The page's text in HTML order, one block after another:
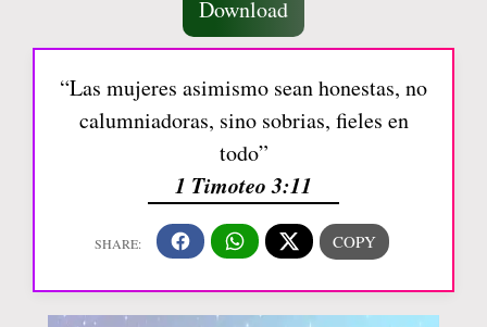
Download
“Las mujeres asimismo sean honestas, no
calumniadoras, sino sobrias, fieles en
todo”
1 Timoteo 3:11